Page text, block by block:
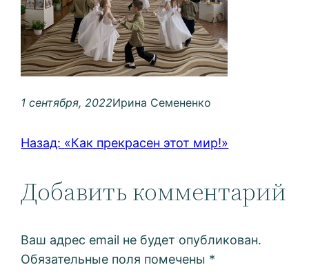
1 сентября, 2022Ирина Семененко
Назад: «Как прекрасен этот мир!»
Добавить комментарий
Ваш адрес email не будет опубликован.
Обязательные поля помечены *